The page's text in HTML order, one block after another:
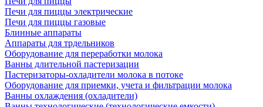
Печи для пиццы электрические
Печи для пиццы газовые
Блинные аппараты
Аппараты для трдельников
Оборудование для переработки молока
Ванны длительной пастеризации
Пастеризаторы-охладители молока в потоке
Оборудование для приемки, учета и фильтрации молока
Ванны охлаждения (охладители)